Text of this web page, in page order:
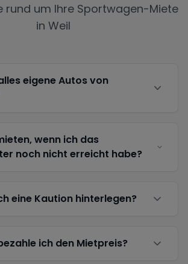
rund um Ihre Sportwagen-Miete
in Weil
eigene Autos von
wenn ich das
noch nicht erreicht habe?
eine Kaution hinterlegen?
ich den Mietpreis?